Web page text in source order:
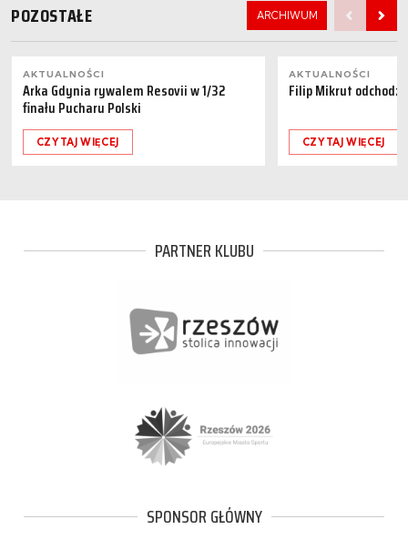
POZOSTAŁE ARCHIWUM
AKTUALNOŚCI
Arka Gdynia rywalem Resovii w 1/32
finału Pucharu Polski
CZYTAJ WIĘCEJ
AKTUALNOŚCI
Filip Mikrut
CZYTAJ WIĘCEJ
PARTNER KLUBU
SPONSOR GŁÓWNY